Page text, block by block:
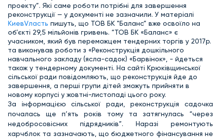
проекту”. Які саме роботи потрібні для завершення
реконструкції — у документі не зазначили. У матеріалі
КиевVласть пишуть, що ТОВ БК "Баланс” вже освоїло на
об’єкті 29,5 мільйонів гривень. “ТОВ БК «Баланс» є
учасником, який був переможцем тендерних торгів у 2017р.
та виконував роботи з «Реконструкція дошкільного
навчального закладу (ясла-садок) «Барвінок», - йдеться
також у тендерному документі. На сайті Крюківщинської
сільської ради повідомляють, що реконструкція йде до
завершення, а перші групи дітей зможуть прийняти в
новому корпусі у жовтні-листопаді цього року.
За інформацією сільської ради, реконструкція садочка
почалась ще п’ять років тому та затягнулась “через
недобросовісних підрядників”. Наразі ремонтують
харчблок та зазначають, що бюджетного фінансування не